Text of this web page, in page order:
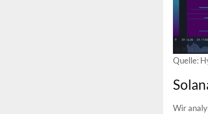
Quelle:
Wir